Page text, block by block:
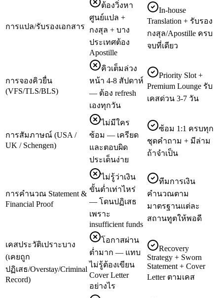
การแปล/รับรองเอกสาร
ต้องวิ่งหา
ศูนย์แปล +
กงสุล + บาง
ประเทศต้อง
Apostille
In-house
Translation + รับรอง
กงสุล/Apostille ครบ
จบที่เดียว
การจองคิวยื่น
(VFS/TLS/BLS)
คิวเต็มล่วง
หน้า 4-8 สัปดาห์
— ต้อง refresh
เองทุกวัน
Priority Slot +
Premium Lounge รับ
เคสด่วน 3-7 วัน
การสัมภาษณ์ (USA /
UK / Schengen)
ไม่มีใคร
ซ้อม — เครียด
และตอบผิด
ประเด็นง่าย
ซ้อม 1:1 ครบทุก
ชุดคำถาม + มีล่าม
ถ้าจำเป็น
การคำนวณ Statement &
Financial Proof
ไม่รู้ว่าเงิน
ขั้นต่ำเท่าไหร่
— โดนปฏิเสธ
เพราะ
insufficient funds
ทีมการเงิน
คำนวณตาม
มาตรฐานแต่ละ
สถานทูตให้พอดี
เคสประวัติเปราะบาง
(เคยถูก
ปฏิเสธ/Overstay/Criminal
Record)
โอกาสผ่าน
ต่ำมาก — แทบ
ไม่รู้ต้องเขียน
Cover Letter
อย่างไร
Recovery
Strategy + Sworn
Statement + Cover
Letter ตามเคส